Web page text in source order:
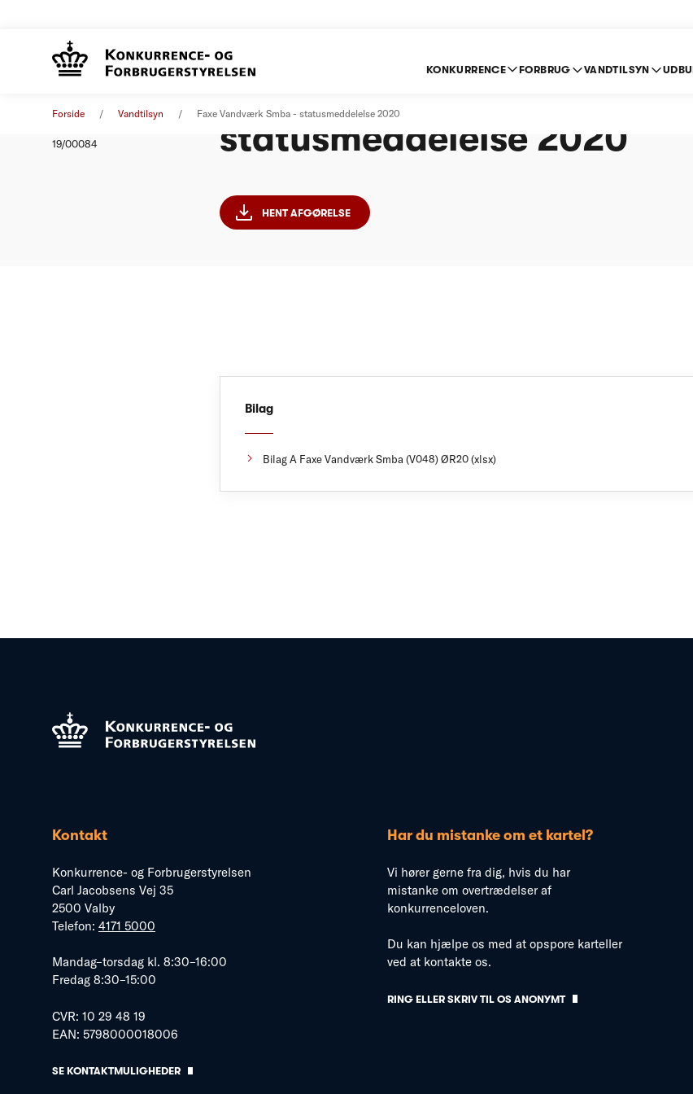
KONKURRENCE FORBRUG VANDTILSYN
Forside Vandtilsyn Faxe Vandværk Smba - statusmeddelelse 2020
19/00084
statusmeddelelse 2020
HENT AFGØRELSE
Bilag
Bilag A Faxe Vandværk Smba (V048) ØR20 (xlsx)
Kontakt
Konkurrence- og Forbrugerstyrelsen
Carl Jacobsens Vej 35
2500 Valby
Telefon: 4171 5000
Mandag–torsdag kl. 8:30–16:00
Fredag 8:30–15:00
CVR: 10 29 48 19
EAN: 5798000018006
SE KONTAKTMULIGHEDER
Har du mistanke om et kartel?
Vi hører gerne fra dig, hvis du har
mistanke om overtrædelser af
konkurrenceloven.
Du kan hjælpe os med at opspore karteller
ved at kontakte os.
RING ELLER SKRIV TIL OS ANONYMT